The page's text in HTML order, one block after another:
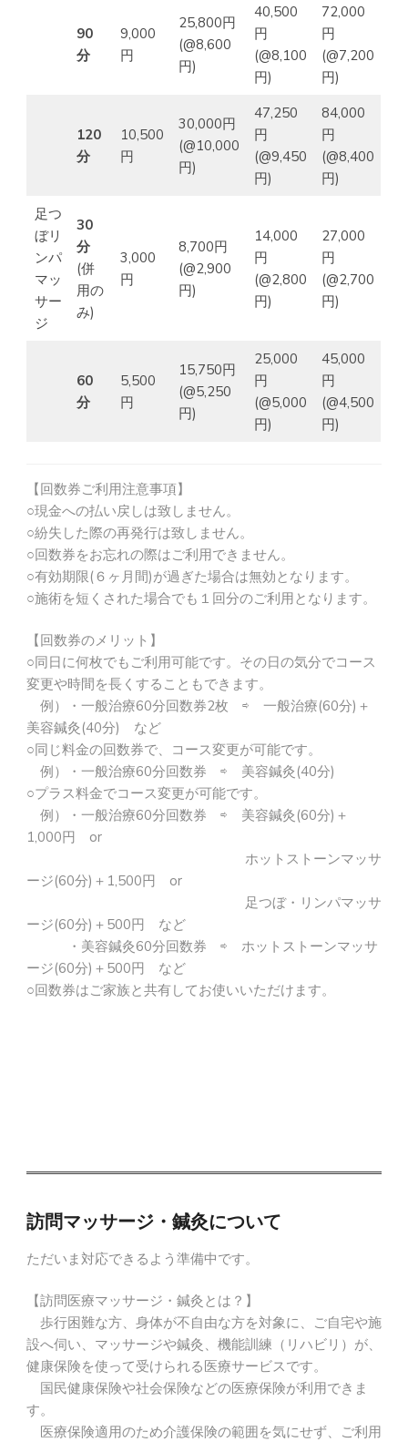
90
分
9,000
円
25,800円
(@8,600
円)
40,500
円
(@8,100
円)
72,000
円
(@7,200
円)
120
分
10,500
円
30,000円
(@10,000
円)
47,250
円
(@9,450
円)
84,000
円
(@8,400
円)
足つ
ぼリ
ンパ
マッ
サー
ジ
30
分
(併
用の
み)
3,000
円
8,700円
(@2,900
円)
14,000
円
(@2,800
円)
27,000
円
(@2,700
円)
60
分
5,500
円
15,750円
(@5,250
円)
25,000
円
(@5,000
円)
45,000
円
(@4,500
円)
【回数券ご利用注意事項】
○現金への払い戻しは致しません。
○紛失した際の再発行は致しません。
○回数券をお忘れの際はご利用できません。
○有効期限(６ヶ月間)が過ぎた場合は無効となります。
○施術を短くされた場合でも１回分のご利用となります。
【回数券のメリット】
○同日に何枚でもご利用可能です。その日の気分でコース
変更や時間を長くすることもできます。
例）・一般治療60分回数券2枚 ⇨ 一般治療(60分)＋
美容鍼灸(40分) など
○同じ料金の回数券で、コース変更が可能です。
例）・一般治療60分回数券 ⇨ 美容鍼灸(40分)
○プラス料金でコース変更が可能です。
例）・一般治療60分回数券 ⇨ 美容鍼灸(60分)＋
1,000円 or
ホットストーンマッサ
ージ(60分)＋1,500円 or
足つぼ・リンパマッサ
ージ(60分)＋500円 など
・美容鍼灸60分回数券 ⇨ ホットストーンマッサ
ージ(60分)＋500円 など
○回数券はご家族と共有してお使いいただけます。
訪問マッサージ・鍼灸について
ただいま対応できるよう準備中です。
【訪問医療マッサージ・鍼灸とは？】
歩行困難な方、身体が不自由な方を対象に、ご自宅や施
設へ伺い、マッサージや鍼灸、機能訓練（リハビリ）が、
健康保険を使って受けられる医療サービスです。
国民健康保険や社会保険などの医療保険が利用できま
す。
医療保険適用のため介護保険の範囲を気にせず、ご利用